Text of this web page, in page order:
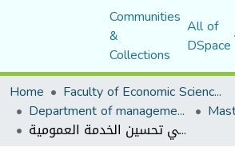
Communities
&
Collections
All of
DSpace
Home
Faculty of Economic Sciences, Commerce and Management Sciences
Department of management sciences
نظام المعلومات واثره في تحسين الخدمة العمومية